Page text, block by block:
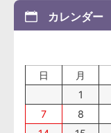
カレンダー
日 月
1
7
8